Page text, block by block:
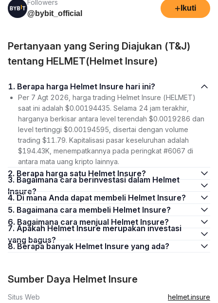
Followers
@bybit_official
+ Ikuti
Pertanyaan yang Sering Diajukan (T&J)
tentang HELMET(Helmet Insure)
1. Berapa harga Helmet Insure hari ini?
Per 7 Agt 2026, harga trading Helmet Insure (HELMET)
saat ini adalah $0.00194435. Selama 24 jam terakhir,
harganya berkisar antara level terendah $0.0019286 dan
level tertinggi $0.00194595, disertai dengan volume
trading $11.79. Kapitalisasi pasar keseluruhan adalah
$194.43K, menempatkannya pada peringkat #6067 di
antara mata uang kripto lainnya.
2. Berapa harga satu Helmet Insure?
3. Bagaimana cara berinvestasi dalam Helmet
Insure?
4. Di mana Anda dapat membeli Helmet Insure?
5. Bagaimana cara membeli Helmet Insure?
6. Bagaimana cara menjual Helmet Insure?
7. Apakah Helmet Insure merupakan investasi
yang bagus?
8. Berapa banyak Helmet Insure yang ada?
Sumber Daya Helmet Insure
Situs Web
helmet.insure